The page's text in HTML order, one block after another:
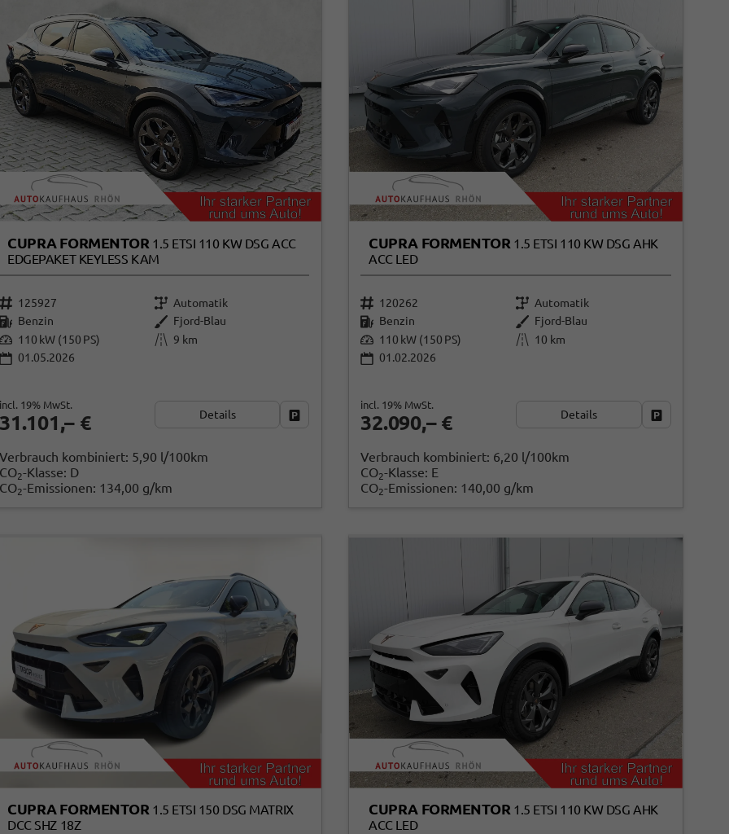
CUPRA FORMENTOR 1.5 ETSI 110 KW DSG ACC
EDGEPAKET KEYLESS KAM
125927
Automatik
Benzin
Fjord-Blau
110 kW (150 PS)
9 km
01.05.2026
31.101,– €
incl. 19% MwSt.
Details Fahrzeug parken
Verbrauch kombiniert: 5,90 l/100km
CO2-Klasse: D
CO2-Emissionen: 134,00 g/km
CUPRA FORMENTOR 1.5 ETSI 110 KW DSG AHK
ACC LED
120262
Automatik
Benzin
Fjord-Blau
110 kW (150 PS)
10 km
01.02.2026
32.090,– €
incl. 19% MwSt.
Details Fahrzeug
Verbrauch kombiniert: 6,20 l/100km
CO2-Klasse: E
CO2-Emissionen: 140,00 g/km
CUPRA FORMENTOR 1.5 ETSI 150 DSG MATRIX
DCC SHZ 18Z
CUPRA FORMENTOR 1.5 ETSI 110 KW DSG AHK
ACC LED